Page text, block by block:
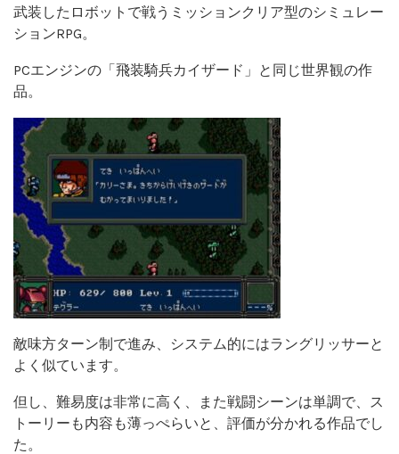
武装したロボットで戦うミッションクリア型のシミュレー
ションRPG。
PCエンジンの「飛装騎兵カイザード」と同じ世界観の作
品。
敵味方ターン制で進み、システム的にはラングリッサーと
よく似ています。
但し、難易度は非常に高く、また戦闘シーンは単調で、ス
トーリーも内容も薄っぺらいと、評価が分かれる作品でし
た。